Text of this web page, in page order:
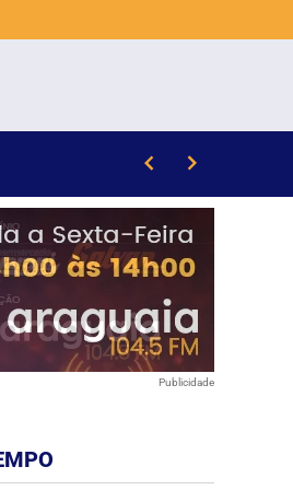
Publicidade